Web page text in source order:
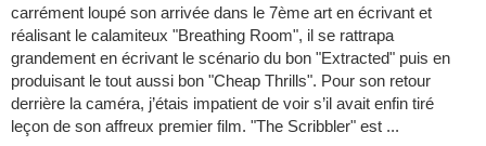
carrément loupé son arrivée dans le 7ème art en écrivant et
réalisant le calamiteux "Breathing Room", il se rattrapa
grandement en écrivant le scénario du bon "Extracted" puis en
produisant le tout aussi bon "Cheap Thrills". Pour son retour
derrière la caméra, j’étais impatient de voir s’il avait enfin tiré
leçon de son affreux premier film. "The Scribbler" est ...